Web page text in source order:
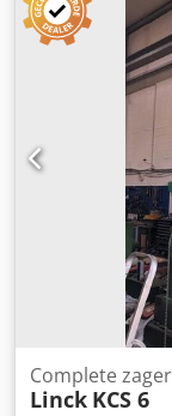
Complete
Linck KCS 6